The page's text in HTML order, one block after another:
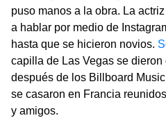
puso manos a la obra. La
a hablar por medio de
hasta que se hicieron novios.
capilla de Las Vegas se dieron
después de los Billboard
se casaron en Francia
y amigos.